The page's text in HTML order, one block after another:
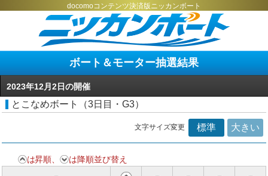
docomoコンテンツ決済版ニッカンボート
ボート＆モーター抽選結果
2023年12月2日の開催
とこなめボート（3日目・G3）
文字サイズ変更 標準 大きい
は昇順、 は降順並び替え